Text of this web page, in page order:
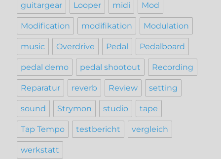
guitargear Looper midi Mod
Modification modifikation Modulation
music Overdrive Pedal Pedalboard
pedal demo pedal shootout Recording
Reparatur reverb Review setting
sound Strymon studio tape
Tap Tempo testbericht vergleich
werkstatt